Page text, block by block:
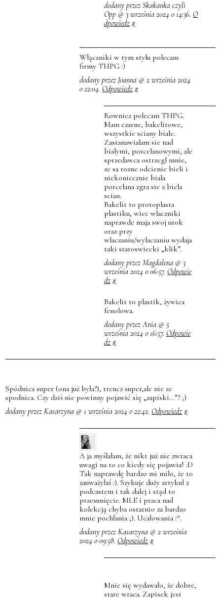
dodany przez Skakanka czyli
Opp @ 3 września 2024 o 14:36. O
dpowiedz #
Włączniki w tym stylu polecam
firmy THPG :)
dodany przez Joanna @ 2 września 2024
o 22:04. Odpowiedz #
Rowniez polecam THPG.
Mam czarne, bakelitowe,
wszystkie sciany biale.
Zastanawialam sie nad
bialymi, porcelanowymi, ale
sprzedawca ostrzegl mnie,
ze sa rozne odcienie bieli i
niekoniecznie biala
porcelana zgra sie z biela
scian.
Bakelit to protoplasta
plastiku, wiec wlaczniki
naprawde maja swoj urok
oraz przy
wlaczaniu/wylaczaniu wydaja
taki staroswiecki „klik”.
dodany przez Magdalena @ 3
września 2024 o 06:57. Odpowie
dz #
Bakelit to plastik, żywica
fenolowa.
dodany przez Ania @ 5
września 2024 o 16:57. Odpowie
dz #
Spódnica super (ona już była?), trencz super,ale nie ze
spodnica. Czy dziś nie powinny pojawić się „zapiski…”? ;)
dodany przez Katarzyna @ 1 września 2024 o 22:42. Odpowiedz #
A ja myślałam, że nikt już nie zwraca
uwagi na to co kiedy się pojawia! :D
Tak naprawdę bardzo mi miło, że to
zauważyłaś :). Szykuje duży artykuł z
podcastem i tak dalej i stąd to
przesunięcie. MLE i praca nad
kolekcją chyba ostatnio za bardzo
mnie pochłania ;). Ucałowania :*.
dodany przez Katarzyna @ 2 września
2024 o 09:58. Odpowiedz #
Mnie się wydawało, że dobre,
stare wraca. Zapisek jest